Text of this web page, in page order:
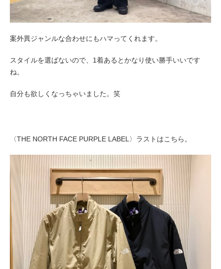
案外異ジャンルな合わせにもハマってくれます。
スタイルを選ばないので、1着あるとかなり使い勝手いいです
ね。
自分も欲しくなっちゃいました。笑
〈THE NORTH FACE PURPLE LABEL〉ラストはこちら。